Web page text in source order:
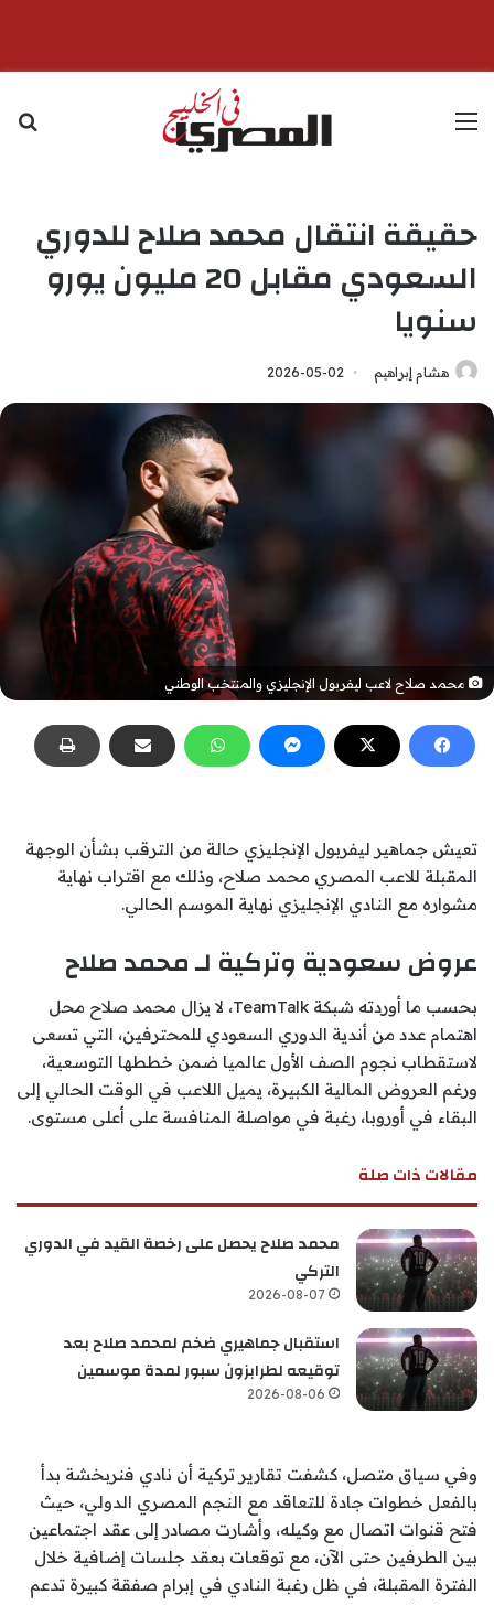
القائمة
حقيقة انتقال محمد صلاح للدوري
السعودي مقابل 20 مليون يورو
سنويا
هشام إبراهيم 2026-05-02
محمد صلاح لاعب ليفربول الإنجليزي والمنتخب الوطني
تعيش جماهير ليفربول الإنجليزي حالة من الترقب بشأن الوجهة
المقبلة للاعب المصري محمد صلاح، وذلك مع اقتراب نهاية
مشواره مع النادي الإنجليزي نهاية الموسم الحالي.
عروض سعودية وتركية لـ محمد صلاح
بحسب ما أوردته شبكة TeamTalk، لا يزال محمد صلاح محل
اهتمام عدد من أندية الدوري السعودي للمحترفين، التي تسعى
لاستقطاب نجوم الصف الأول عالميا ضمن خططها التوسعية،
ورغم العروض المالية الكبيرة، يميل اللاعب في الوقت الحالي إلى
البقاء في أوروبا، رغبة في مواصلة المنافسة على أعلى مستوى.
مقالات ذات صلة
محمد صلاح يحصل على رخصة القيد في الدوري
التركي
2026-08-07
استقبال جماهيري ضخم لمحمد صلاح بعد
توقيعه لطرابزون سبور لمدة موسمين
2026-08-06
وفي سياق متصل، كشفت تقارير تركية أن نادي فنربخشة بدأ
بالفعل خطوات جادة للتعاقد مع النجم المصري الدولي، حيث
فتح قنوات اتصال مع وكيله، وأشارت مصادر إلى عقد اجتماعين
بين الطرفين حتى الآن، مع توقعات بعقد جلسات إضافية خلال
الفترة المقبلة، في ظل رغبة النادي في إبرام صفقة كبيرة تدعم